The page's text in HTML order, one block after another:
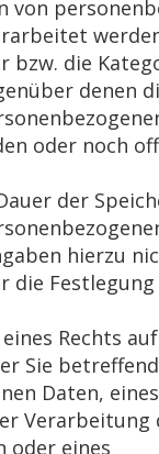
von
bzw. die
denen
oder noch
der
hierzu
die
Rechts
Sie
Daten,
Verarbeitung
oder eines